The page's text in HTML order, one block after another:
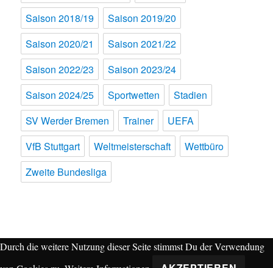
Saison 2018/19
Saison 2019/20
Saison 2020/21
Saison 2021/22
Saison 2022/23
Saison 2023/24
Saison 2024/25
Sportwetten
Stadien
SV Werder Bremen
Trainer
UEFA
VfB Stuttgart
Weltmeisterschaft
Wettbüro
Zweite Bundesliga
Durch die weitere Nutzung dieser Seite stimmst Du der Verwendung